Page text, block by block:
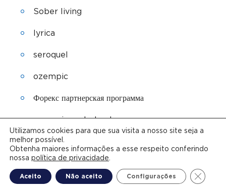
Sober living
lyrica
seroquel
ozempic
Форекс партнерская программа
ozempic nederland
Новости Криптовалют
Gambling
vavada
Utilizamos cookies para que sua visita a nosso site seja a
melhor possível.
Obtenha maiores informações a esse respeito conferindo
nossa política de privacidade
Aceito Não aceito Configurações Close